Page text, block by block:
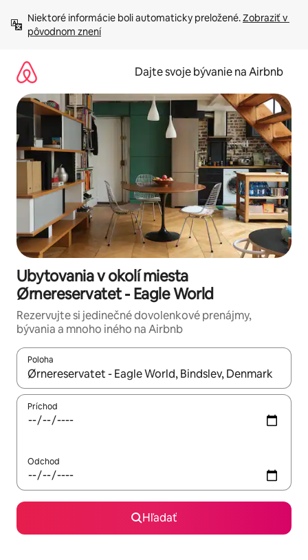
obsah.
Niektoré informácie boli automaticky preložené. Zobraziť v
pôvodnom znení
Dajte svoje bývanie na Airbnb
Ubytovania v okolí miesta
Ørnereservatet - Eagle World
Rezervujte si jedinečné dovolenkové prenájmy,
bývania a mnoho iného na Airbnb
Poloha
Keď budú výsledky k dispozícii, môžete si ich prechádzať
Príchod
Odchod
Hľadať